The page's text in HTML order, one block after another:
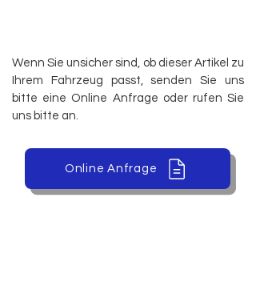
Wenn Sie unsicher sind, ob dieser Artikel zu
Ihrem Fahrzeug passt, senden Sie uns
bitte eine Online Anfrage oder rufen Sie
uns bitte an.
Online Anfrage